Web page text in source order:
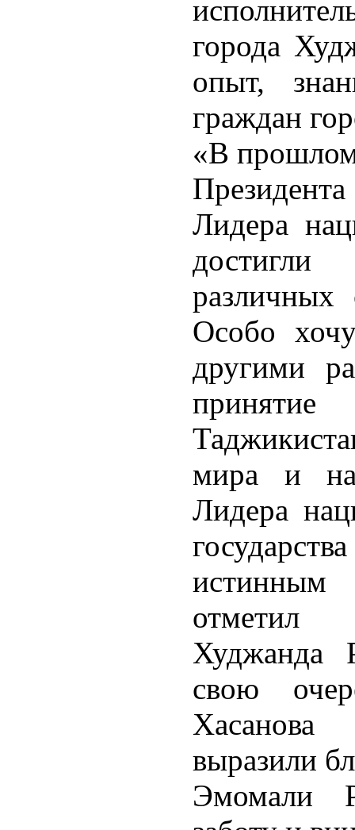
города
опыт,
граждан
«В прошлом
Лидера
достигли
различных
Особо
другими
мира и
Лидера
отметил
Худжанда
свою
выразили
Эмомали